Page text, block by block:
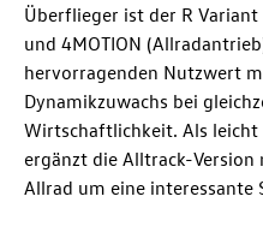
Überflieger ist der R
und 4MOTION
hervorragenden Nutzwert
Dynamikzuwachs bei
Wirtschaftlichkeit. Als
ergänzt die Alltrack-
Allrad um eine interessante